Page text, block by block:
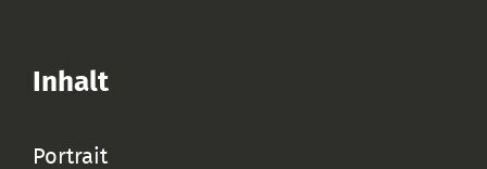
Inhalt
Portrait